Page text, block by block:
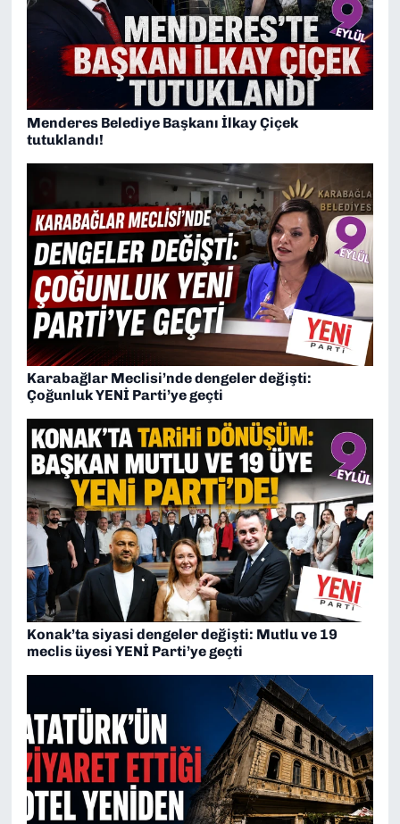
Menderes Belediye Başkanı İlkay Çiçek
tutuklandı!
Karabağlar Meclisi’nde dengeler değişti:
Çoğunluk YENİ Parti’ye geçti
Konak’ta siyasi dengeler değişti: Mutlu ve 19
meclis üyesi YENİ Parti’ye geçti